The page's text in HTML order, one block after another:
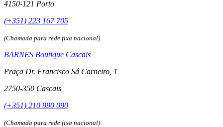
4150-121 Porto
(+351) 223 167 705
(Chamada para rede fixa nacional)
BARNES Boutique Cascais
Praça Dr. Francisco Sá Carneiro, 1
2750-350 Cascais
(+351) 210 990 090
(Chamada para rede fixa nacional)